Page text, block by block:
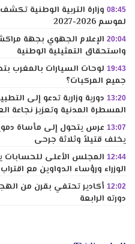
08:45 وزارة التربية الوطنية
لموسم 2026-2027
20:04 الإعلام الجهوي بجهة
واستحقاق التمثيلية الوطنية
19:43 لوحات السيارات بالمغرب
جميع المركبات؟
13:20 دورية وزارية تدعو إلى
المسطرة المدنية وتعزيز نجاعة
13:07 عرس يتحول إلى مأساة
يخلف قتيلاً وثلاثة جرحى
12:44 المجلس الأعلى
الوزراء ورؤساء الدواوين مع
12:02
دورته الرابعة